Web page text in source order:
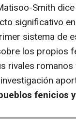
Smith
significativo
sistema de
los propios
rivales
fenicios